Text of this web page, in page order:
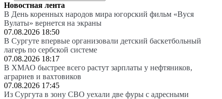
Новостная лента
В День коренных народов мира югорский фильм «Вуся
Вулаты» вернется на экраны
07.08.2026 18:50
В Сургуте впервые организовали детский баскетбольный
лагерь по сербской системе
07.08.2026 18:17
В ХМАО быстрее всего растут зарплаты у нефтяников,
аграриев и вахтовиков
07.08.2026 17:45
Из Сургута в зону СВО уехали две фуры с адресными